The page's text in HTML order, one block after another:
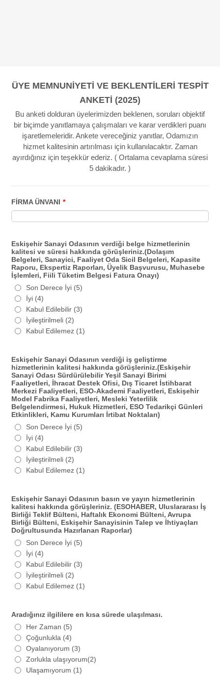
ÜYE MEMNUNİYETİ VE BEKLENTİLERİ TESPİT
ANKETİ (2025)
Bu anketi dolduran üyelerimizden beklenen, soruları objektif
bir biçimde yanıtlamaya çalışmaları ve karar verdikleri puanı
işaretlemeleridir. Ankete vereceğiniz yanıtlar, Odamızın
hizmet kalitesinin artırılması için kullanılacaktır. Zaman
ayırdığınız için teşekkür ederiz. ( Ortalama cevaplama süresi
5 dakikadır. )
FİRMA ÜNVANI *
Eskişehir Sanayi Odasının verdiği belge hizmetlerinin
kalitesi ve süresi hakkında görüşleriniz.(Dolaşım
Belgeleri, Sanayici, Faaliyet Oda Sicil Belgeleri, Kapasite
Raporu, Ekspertiz Raporları, Üyelik Başvurusu, Muhasebe
İşlemleri, Fiili Tüketim Belgesi Fatura Onayı)
Son Derece İyi (5)
İyi (4)
Kabul Edilebilir (3)
İyileştirilmeli (2)
Kabul Edilemez (1)
Eskişehir Sanayi Odasının verdiği iş geliştirme
hizmetlerinin kalitesi hakkında görüşleriniz.(Eskişehir
Sanayi Odası Sürdürülebilir Yeşil Sanayi Birimi
Faaliyetleri, İhracat Destek Ofisi, Dış Ticaret İstihbarat
Merkezi Faaliyetleri, ESO-Akademi Faaliyetleri, Eskişehir
Model Fabrika Faaliyetleri, Mesleki Yeterlilik
Belgelendirmesi, Hukuk Hizmetleri, ESO Tedarikçi Günleri
Etkinlikleri, Kamu Kurumları İrtibat Noktaları)
Son Derece İyi (5)
İyi (4)
Kabul Edilebilir (3)
İyileştirilmeli (2)
Kabul Edilemez (1)
Eskişehir Sanayi Odasının basın ve yayın hizmetlerinin
kalitesi hakkında görüşleriniz. (ESOHABER, Uluslararası İş
Birliği Teklif Bülteni, Haftalık Ekonomi Bülteni, Avrupa
Birliği Bülteni, Eskişehir Sanayisinin Talep ve İhtiyaçları
Doğrultusunda Hazırlanan Raporlar)
Son Derece İyi (5)
İyi (4)
Kabul Edilebilir (3)
İyileştirilmeli (2)
Kabul Edilemez (1)
Aradığınız ilgililere en kısa sürede ulaşılması.
Her Zaman (5)
Çoğunlukla (4)
Oyalanıyorum (3)
Zorlukla ulaşıyorum(2)
Ulaşamıyorum (1)